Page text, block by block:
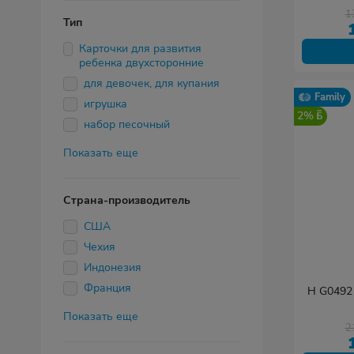
Тип
Карточки для развития
ребенка двухсторонние
для девочек, для купания
игрушка
набор песочный
Показать еще
Страна-производитель
США
Чехия
Индонезия
Франция
Показать еще
Family
2%
H